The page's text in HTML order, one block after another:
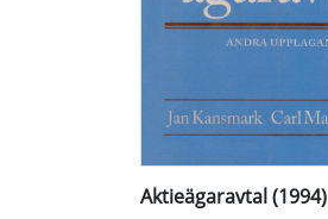
Aktieägaravtal (1994)